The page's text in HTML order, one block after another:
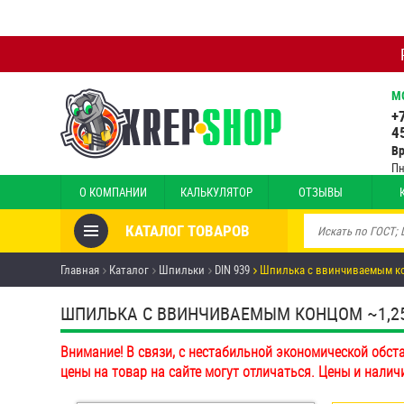
О КОМПАНИИ КАЛЬКУЛЯТОР ОТЗЫВЫ
КАТАЛОГ ТОВАРОВ
Товары со скидкой
Анкеры
Антивандальный крепёж,
инструмент
Болты и винты
Главная Каталог Шпильки DIN 939 Шпилька c ввинчиваемым
ШПИЛЬКА C ВВИНЧИВАЕМЫМ КОНЦОМ
Внимание! В связи, с нестабильной экономической
цены на товар на сайте могут отличаться. Цены и